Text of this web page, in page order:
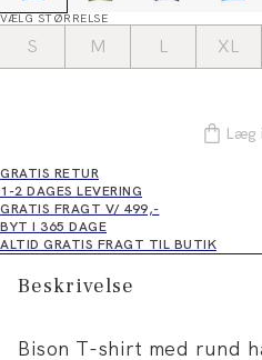
VÆLG STØRRELSE
S M L XL
Læg
GRATIS RETUR
1-2 DAGES LEVERING
GRATIS FRAGT V/ 499,-
BYT I 365 DAGE
ALTID GRATIS FRAGT TIL BUTIK
Beskrivelse
Bison T-shirt med rund